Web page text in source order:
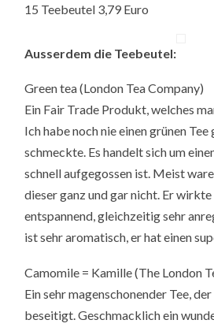
15 Teebeutel 3,79 Euro
Ausserdem die Teebeutel:
Green tea (London Tea Company)
Ein Fair Trade Produkt, welches
Ich habe noch nie einen grünen
schmeckte. Es handelt sich um
schnell aufgegossen ist. Meist
dieser ganz und gar nicht. Er wirkte
entspannend, gleichzeitig sehr
ist sehr aromatisch, er hat einen
Camomile = Kamille (The London
Ein sehr magenschonender Tee,
beseitigt. Geschmacklich ein